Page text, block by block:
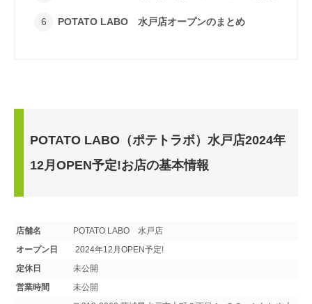
POTATO LABO 水戸店オープンのまとめ
POTATO LABO（ポテトラボ）水戸店2024年
12月OPEN予定!お店の基本情報
店舗名
POTATO LABO 水戸店
オープン日
2024年12月OPEN予定!
定休日
未公開
営業時間
未公開